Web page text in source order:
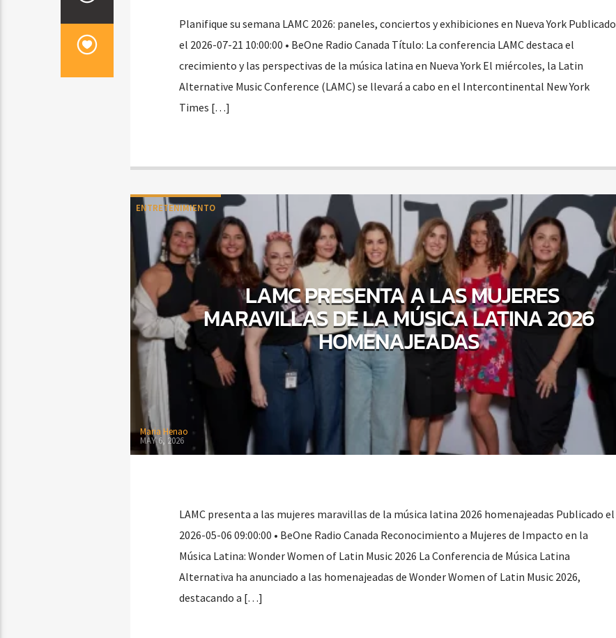
Planifique su semana LAMC 2026: paneles, conciertos y exhibiciones en Nueva York Publicado
el 2026-07-21 10:00:00 • BeOne Radio Canada Título: La conferencia LAMC destaca el
crecimiento y las perspectivas de la música latina en Nueva York El miércoles, la Latin
Alternative Music Conference (LAMC) se llevará a cabo en el Intercontinental New York
Times […]
ENTRETENIMIENTO
LAMC PRESENTA A LAS MUJERES
MARAVILLAS DE LA MÚSICA LATINA 2026
HOMENAJEADAS
Maria Henao
MAY 6, 2026
LAMC presenta a las mujeres maravillas de la música latina 2026 homenajeadas Publicado el
2026-05-06 09:00:00 • BeOne Radio Canada Reconocimiento a Mujeres de Impacto en la
Música Latina: Wonder Women of Latin Music 2026 La Conferencia de Música Latina
Alternativa ha anunciado a las homenajeadas de Wonder Women of Latin Music 2026,
destacando a […]